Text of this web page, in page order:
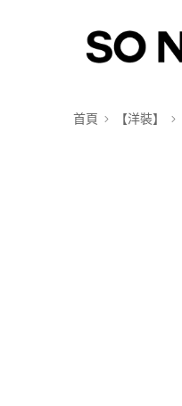
首頁 【洋裝】